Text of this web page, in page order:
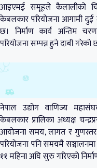
आइएमई समूहले कैलालीको
केबलकार परियोजना आगामी दुई
छ। निर्माण कार्य अन्तिम
परियोजना सम्पन्न हुने दाबी गरेको
नेपाल उद्योग वाणिज्य
केबलकार प्रालिका अध्यक्ष
आयोजना समय, लागत र
परियोजना पनि समयमै
११ महिना अघि सुरु गरिएको